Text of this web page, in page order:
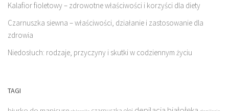
Kalafior fioletowy – zdrowotne właściwości i korzyści dla diety
Czarnuszka siewna – właściwości, działanie i zastosowanie dla
zdrowia
Niedosłuch: rodzaje, przyczyny i skutki w codziennym życiu
TAGI